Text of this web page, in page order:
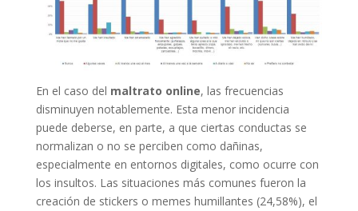
En el caso del maltrato online, las frecuencias
disminuyen notablemente. Esta menor incidencia
puede deberse, en parte, a que ciertas conductas se
normalizan o no se perciben como dañinas,
especialmente en entornos digitales, como ocurre con
los insultos. Las situaciones más comunes fueron la
creación de stickers o memes humillantes (24,58%), el